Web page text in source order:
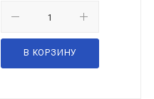
В КОРЗИНУ